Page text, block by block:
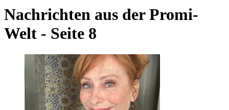
Nachrichten aus der Promi-
Welt - Seite 8